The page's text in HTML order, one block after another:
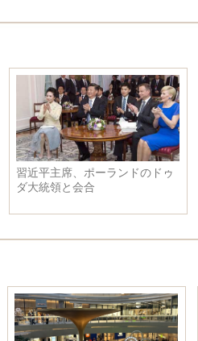
習近平主席、ポーランドのドゥ
ダ大統領と会合